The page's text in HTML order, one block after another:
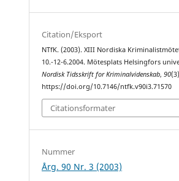
Citation/Eksport
NTfK. (2003). XIII Nordiska
10.-12-6.2004. Mötesplats Helsingfors
Nordisk Tidsskrift for Kriminalvidenskab,90
https://doi.org/10.7146/ntfk.v90i3.71570
Citationsformater
Nummer
Årg. 90 Nr. 3 (2003)